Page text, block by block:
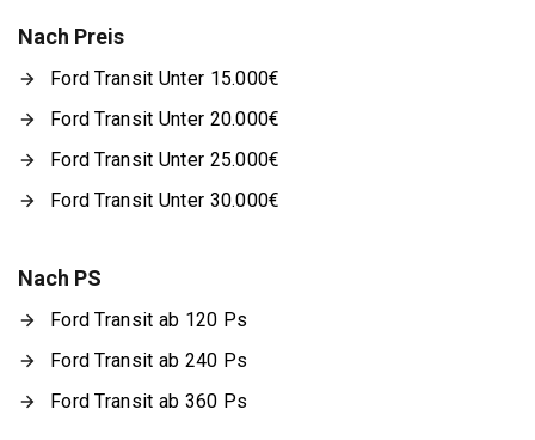
Nach Preis
Ford Transit Unter 15.000€
Ford Transit Unter 20.000€
Ford Transit Unter 25.000€
Ford Transit Unter 30.000€
Nach PS
Ford Transit ab 120 Ps
Ford Transit ab 240 Ps
Ford Transit ab 360 Ps